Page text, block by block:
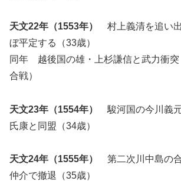
天文22年（1553年）
村上義清を追い
ぼ平定する（33歳）
同年 越後国の雄・上杉謙信と武力衝突
合戦）
天文23年（1554年）
駿河国の今川義
氏康と同盟（34歳）
天文24年（1555年）
第二次川中島の
仲介で撤退（35歳）